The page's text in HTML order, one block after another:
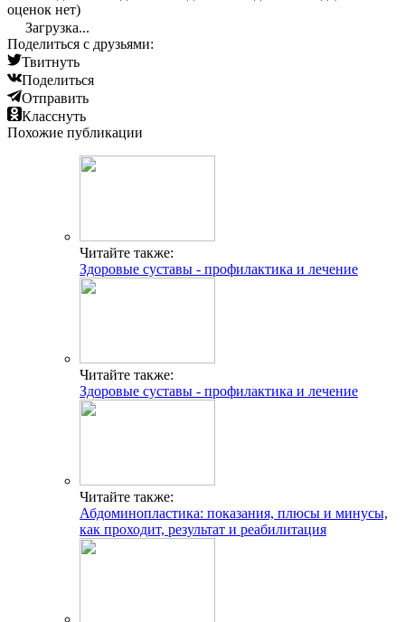
оценок нет)
Загрузка...
Поделиться с друзьями:
Твитнуть
Поделиться
Отправить
Класснуть
Похожие публикации
Читайте также:
Здоровые суставы - профилактика и лечение
Читайте также:
Здоровые суставы - профилактика и лечение
Читайте также:
Абдоминопластика: показания, плюсы и минусы,
как проходит, результат и реабилитация